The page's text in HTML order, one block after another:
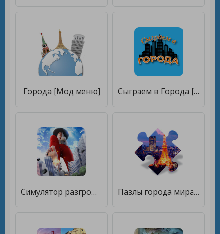
Города [Мод меню] Сыграем в Города [Много денег]
Симулятор разгрома гигантского города [Мод меню] Пазлы города мира [Бесплатные покупки]